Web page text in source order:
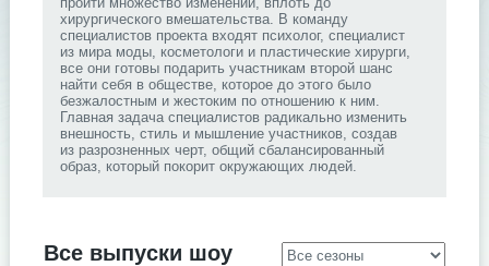
хирургического вмешательства. В команду
специалистов проекта входят психолог, специалист
из мира моды, косметологи и пластические хирурги,
все они готовы подарить участникам второй шанс
найти себя в обществе, которое до этого было
безжалостным и жестоким по отношению к ним.
Главная задача специалистов радикально изменить
внешность, стиль и мышление участников, создав
из разрозненных черт, общий сбалансированный
образ, который покорит окружающих людей.
Все выпуски шоу